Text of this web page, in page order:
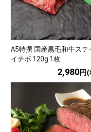
A5特撰 国産黒毛和牛ステ
イチボ 120g 1枚
2,980円(